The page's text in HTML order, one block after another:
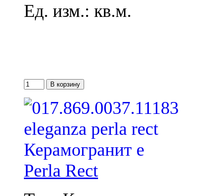
Ед. изм.: кв.м.
Perla Rect